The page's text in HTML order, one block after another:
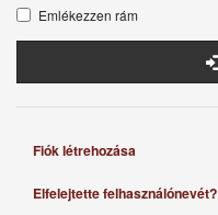
Emlékezzen rám
Fiók létrehozása
Elfelejtette felhasználónevét?